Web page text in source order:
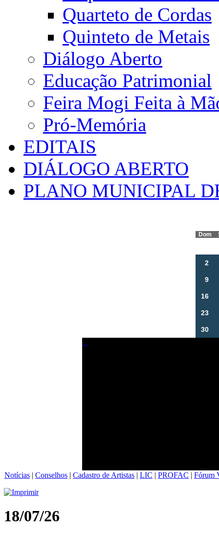
Quarteto de Cordas
Quinteto de Metais
Diálogo Aberto
Educação Patrimonial
Feira Mogi Feita à
Pró-Memória
EDITAIS
DIÁLOGO ABERTO
PLANO MUNICIPAL
Dom
2
9
16
23
30
Notícias | Conselhos | Cadastro de Artistas | LIC | PROFAC | Fórum
18/07/26